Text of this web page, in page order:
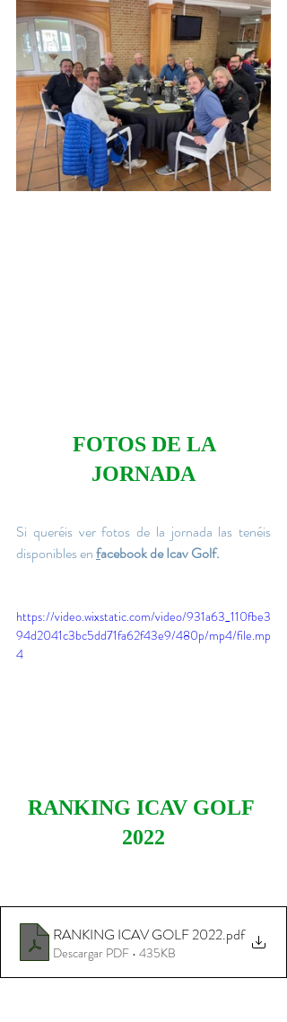
FOTOS DE LA
JORNADA
Si queréis ver fotos de la jornada las tenéis
disponibles en facebook de Icav Golf.
https://video.wixstatic.com/video/931a63_110fbe3
94d2041c3bc5dd71fa62f43e9/480p/mp4/file.mp
4
RANKING ICAV GOLF
2022
RANKING ICAV GOLF 2022.pdf
Descargar PDF • 435KB